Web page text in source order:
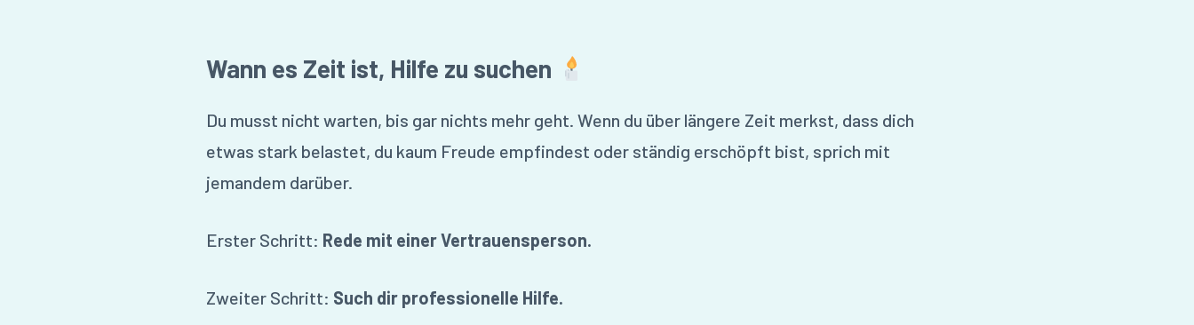
Wann es Zeit ist, Hilfe zu suchen
Du musst nicht warten, bis gar nichts mehr geht. Wenn du über längere Zeit merkst, dass dich
etwas stark belastet, du kaum Freude empfindest oder ständig erschöpft bist, sprich mit
jemandem darüber.
Erster Schritt: Rede mit einer Vertrauensperson.
Zweiter Schritt: Such dir professionelle Hilfe.